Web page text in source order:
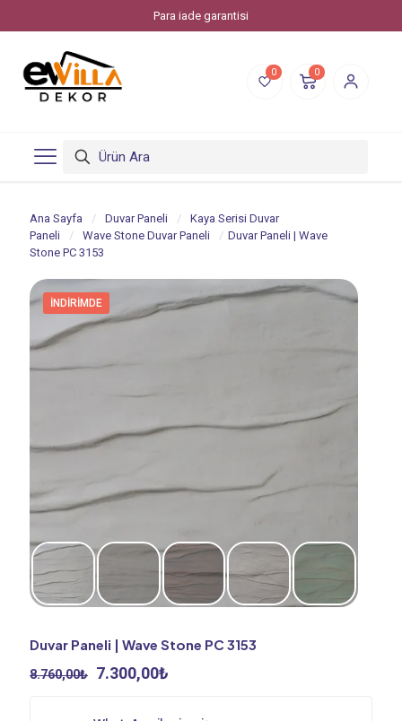
Para iade garantisi
0 0
Ana Sayfa / Duvar Paneli /
Kaya Serisi Duvar
Paneli
/ Wave Stone Duvar Paneli / Duvar Paneli | Wave
Stone PC 3153
İNDIRIMDE
Duvar Paneli | Wave Stone PC 3153
8.760,00₺ Orijinal
7.300,00₺